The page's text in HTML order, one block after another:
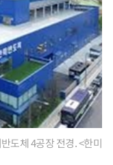
도체 4공장 전경. <한미